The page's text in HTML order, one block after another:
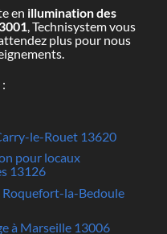
en illumination des
, Technisystem vous
plus pour nous
le-Rouet 13620
pour locaux
13126
Roquefort-la-Bedoule
à Marseille 13006